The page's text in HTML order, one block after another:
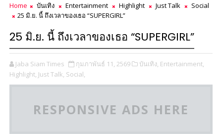
Home บันเทิง Entertainment Highlight Just Talk
Social
25 มิ.ย. นี้ ถึงเวลาของเธอ “SUPERGIRL”
25 มิ.ย. นี้ ถึงเวลาของเธอ “SUPERGIRL”
Jaba Siam Times กุมภาพันธ์ 11, 2569 บันเทิง, Entertainment,
Highlight, Just Talk, Social,
RESPONSIVE ADS HERE